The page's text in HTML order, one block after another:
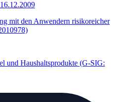
16.12.2009
mit den Anwendern risikoreicher
und Haushaltsprodukte (G-SIG: